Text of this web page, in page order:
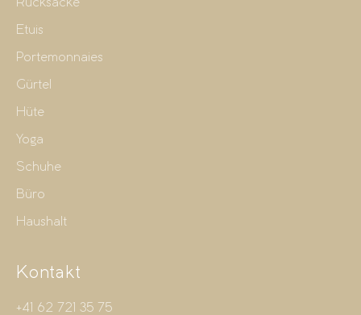
Rucksäcke
Etuis
Portemonnaies
Gürtel
Hüte
Yoga
Schuhe
Büro
Haushalt
Kontakt
+41 62 721 35 75